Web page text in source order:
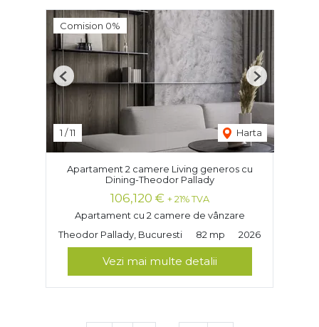
Comision 0%
1 /11 Harta
Previous Next
Apartament 2 camere Living generos cu
Dining-Theodor Pallady
106,120 € + 21% TVA
Apartament cu 2 camere de vânzare
Theodor Pallady, Bucuresti
82 mp 2026
Vezi mai multe detalii